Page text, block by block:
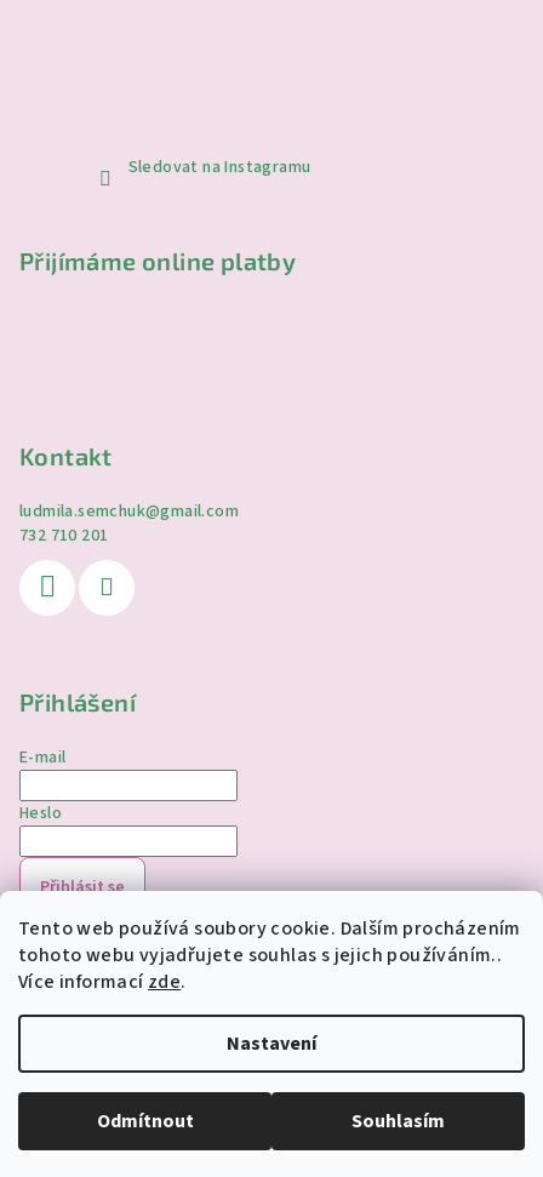
Tento web používá soubory cookie. Dalším procházením
tohoto webu vyjadřujete souhlas s jejich používáním..
Více informacízde.
Nastavení
Odmítnout Souhlasím
Sledovat na Instagramu
Přijímáme online platby
Kontakt
ludmila.semchuk@gmail.com
732 710 201
Přihlášení
E-mail
Heslo
Přihlásit se
Nová registraceZapomenuté heslo
Copyright 2026jednorozciverivnas.cz. Všechna práva
Upravit nastavení cookies
Vytvořil Shoptet
Odstoupit od smlouvy